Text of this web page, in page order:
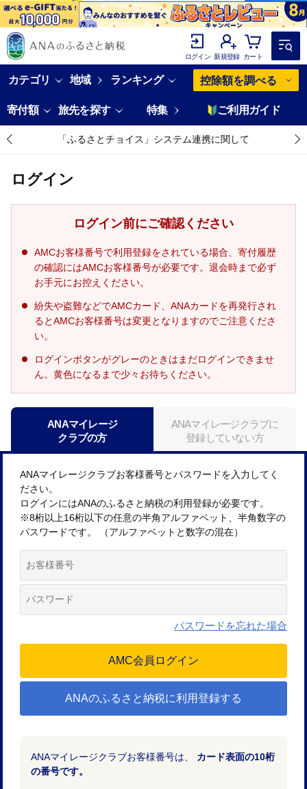
ログイン 新規登録 カート
カテゴリ 地域 ランキング 控除額を調べる
寄付額 旅先を探す 特集 ご利用ガイド
「ふるさとチョイス」システム連携に関して
ログイン
ログイン前にご確認ください
AMCお客様番号で利用登録をされている場合、寄付履歴
の確認にはAMCお客様番号が必要です。退会時まで必ず
お手元にお控えください。
紛失や盗難などでAMCカード、ANAカードを再発行され
るとAMCお客様番号は変更となりますのでご注意くださ
い。
ログインボタンがグレーのときはまだログインできませ
ん。黄色になるまで少々お待ちください。
ANAマイレージ
クラブの方
ANAマイレージクラブに
登録していない方
ANAマイレージクラブお客様番号とパスワードを入力してく
ださい。
ログインにはANAのふるさと納税の利用登録が必要です。
※8桁以上16桁以下の任意の半角アルファベット、半角数字の
パスワードです。 （アルファベットと数字の混在）
パスワードを忘れた場合
ANAのふるさと納税に利用登録する
ANAマイレージクラブお客様番号は、 カード表面の10桁
の番号です。